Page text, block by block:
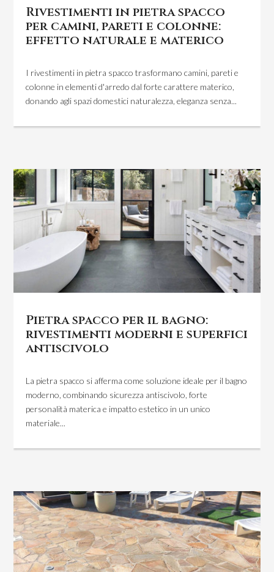
Rivestimenti in pietra spacco
per camini, pareti e colonne:
effetto naturale e materico
I rivestimenti in pietra spacco trasformano camini, pareti e
colonne in elementi d'arredo dal forte carattere materico,
donando agli spazi domestici naturalezza, eleganza senza...
Pietra spacco per il bagno:
rivestimenti moderni e superfici
antiscivolo
La pietra spacco si afferma come soluzione ideale per il bagno
moderno, combinando sicurezza antiscivolo, forte
personalità materica e impatto estetico in un unico
materiale...